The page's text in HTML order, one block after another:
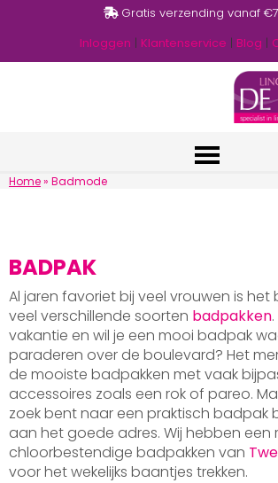
Gratis verzending vanaf
Inloggen | Klantenservice | Blog |
Home» Badmode
BADPAK
Al jaren favoriet bij veel vrouwen is het
veel verschillende soorten badpakken
vakantie en wil je een mooi badpak
paraderen over de boulevard? Het
de mooiste badpakken met vaak
accessoires zoals een rok of pareo.
zoek bent naar een praktisch badpak
aan het goede adres. Wij hebben een
chloorbestendige badpakken van
voor het wekelijks baantjes trekken.